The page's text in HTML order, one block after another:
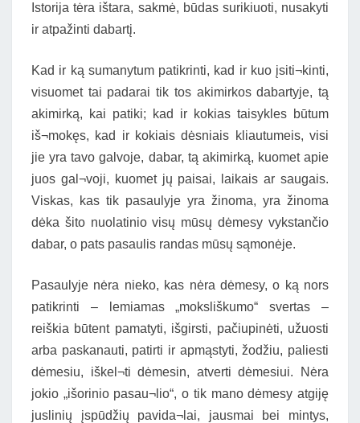
Istorija tėra ištara, sakmė, būdas surikiuoti, nusakyti
ir atpažinti dabartį.
Kad ir ką sumanytum patikrinti, kad ir kuo įsiti¬kinti,
visuomet tai padarai tik tos akimirkos dabartyje, tą
akimirką, kai patiki; kad ir kokias taisykles būtum
iš¬mokęs, kad ir kokiais dėsniais kliautumeis, visi
jie yra tavo galvoje, dabar, tą akimirką, kuomet apie
juos gal¬voji, kuomet jų paisai, laikais ar saugais.
Viskas, kas tik pasaulyje yra žinoma, yra žinoma
dėka šito nuolatinio visų mūsų dėmesy vykstančio
dabar, o pats pasaulis randas mūsų sąmonėje.
Pasaulyje nėra nieko, kas nėra dėmesy, o ką nors
patikrinti – lemiamas „moksliškumo“ svertas –
reiškia būtent pamatyti, išgirsti, pačiupinėti, užuosti
arba paskanauti, patirti ir apmąstyti, žodžiu, paliesti
dėmesiu, iškel¬ti dėmesin, atverti dėmesiui. Nėra
jokio „išorinio pasau¬lio“, o tik mano dėmesy atgiję
juslinių įspūdžių pavida¬lai, jausmai bei mintys,